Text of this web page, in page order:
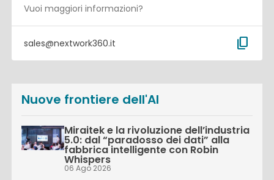
Vuoi maggiori informazioni?
sales@nextwork360.it content_copy
Nuove frontiere dell'AI
Miraitek e la rivoluzione dell’industria
5.0: dal “paradosso dei dati” alla
fabbrica intelligente con Robin
Whispers
06 Ago 2026